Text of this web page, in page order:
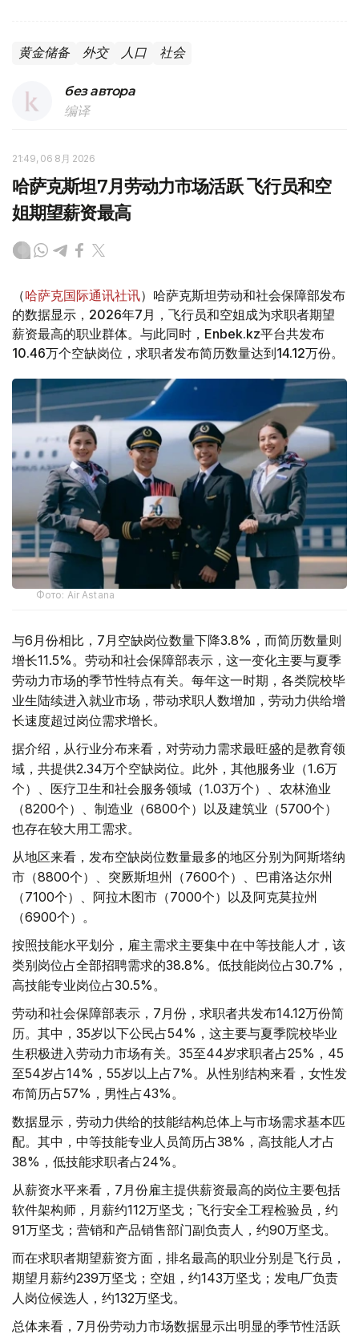
黄金储备 外交 人口 社会
без автора
编译
21:49, 06 8月 2026
哈萨克斯坦7月劳动力市场活跃 飞行员和空
姐期望薪资最高
（哈萨克国际通讯社讯）哈萨克斯坦劳动和社会保障部发布
的数据显示，2026年7月，飞行员和空姐成为求职者期望
薪资最高的职业群体。与此同时，Enbek.kz平台共发布
10.46万个空缺岗位，求职者发布简历数量达到14.12万份。
Фото: Air Astana
与6月份相比，7月空缺岗位数量下降3.8%，而简历数量则
增长11.5%。劳动和社会保障部表示，这一变化主要与夏季
劳动力市场的季节性特点有关。每年这一时期，各类院校毕
业生陆续进入就业市场，带动求职人数增加，劳动力供给增
长速度超过岗位需求增长。
据介绍，从行业分布来看，对劳动力需求最旺盛的是教育领
域，共提供2.34万个空缺岗位。此外，其他服务业（1.6万
个）、医疗卫生和社会服务领域（1.03万个）、农林渔业
（8200个）、制造业（6800个）以及建筑业（5700个）
也存在较大用工需求。
从地区来看，发布空缺岗位数量最多的地区分别为阿斯塔纳
市（8800个）、突厥斯坦州（7600个）、巴甫洛达尔州
（7100个）、阿拉木图市（7000个）以及阿克莫拉州
（6900个）。
按照技能水平划分，雇主需求主要集中在中等技能人才，该
类别岗位占全部招聘需求的38.8%。低技能岗位占30.7%，
高技能专业岗位占30.5%。
劳动和社会保障部表示，7月份，求职者共发布14.12万份简
历。其中，35岁以下公民占54%，这主要与夏季院校毕业
生积极进入劳动力市场有关。35至44岁求职者占25%，45
至54岁占14%，55岁以上占7%。从性别结构来看，女性发
布简历占57%，男性占43%。
数据显示，劳动力供给的技能结构总体上与市场需求基本匹
配。其中，中等技能专业人员简历占38%，高技能人才占
38%，低技能求职者占24%。
从薪资水平来看，7月份雇主提供薪资最高的岗位主要包括
软件架构师，月薪约112万坚戈；飞行安全工程检验员，约
91万坚戈；营销和产品销售部门副负责人，约90万坚戈。
而在求职者期望薪资方面，排名最高的职业分别是飞行员，
期望月薪约239万坚戈；空姐，约143万坚戈；发电厂负责
人岗位候选人，约132万坚戈。
总体来看，7月份劳动力市场数据显示出明显的季节性活跃